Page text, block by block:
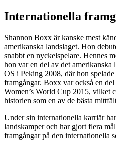
Internationella
Shannon Boxx är kanske mest
amerikanska landslaget. Hon
snabbt en nyckelspelare. Hennes
hon var en del av det
OS i Peking 2008, där hon
framgångar. Boxx var också en
Women’s World Cup 2015, vilket
historien som en av de bästa
Under sin internationella karriär
landskamper och har gjort flera
framgångar på den internationella